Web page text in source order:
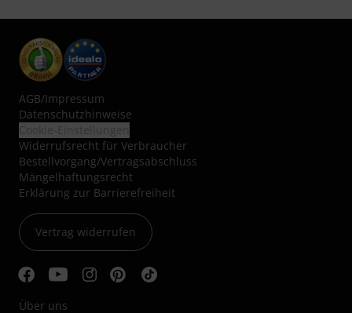
AGB/Impressum
Datenschutzhinweise
Widerrufsrecht für Verbraucher
Bestellvorgang/Vertragsabschluss
Mängelhaftungsrecht
Erklärung zur Barrierefreiheit
Vertrag widerrufen
Über uns